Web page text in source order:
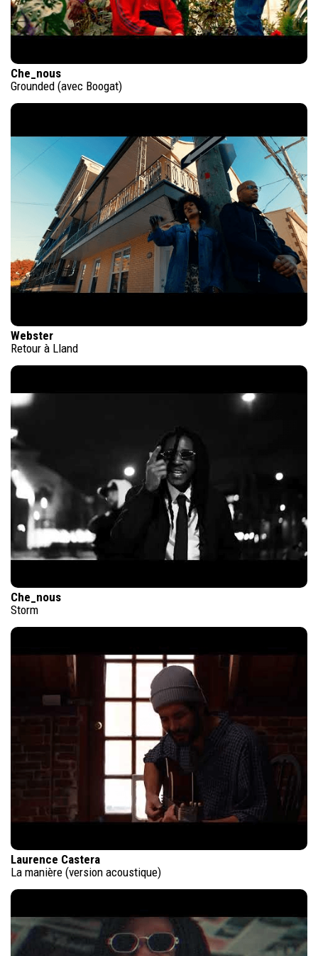
Che_nous
Grounded (avec Boogat)
Webster
Retour à Lland
Che_nous
Storm
Laurence Castera
La manière (version acoustique)